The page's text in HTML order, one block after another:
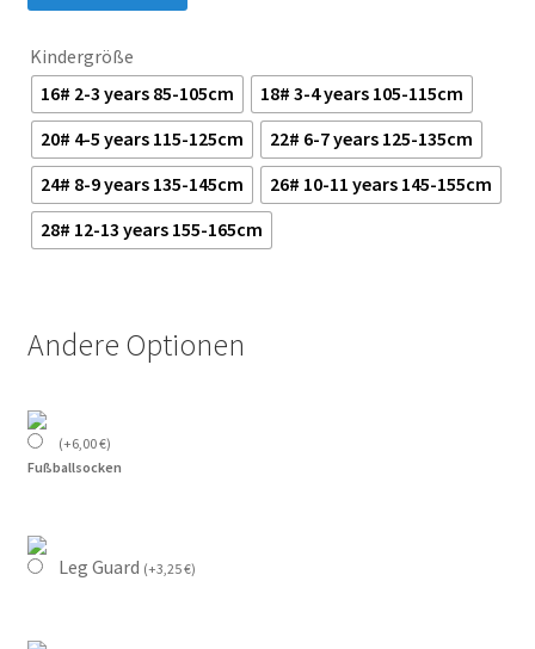
Kindergröße
16# 2-3 years 85-105cm
18# 3-4 years 105-115cm
20# 4-5 years 115-125cm
22# 6-7 years 125-135cm
24# 8-9 years 135-145cm
26# 10-11 years 145-155cm
28# 12-13 years 155-165cm
Andere Optionen
(+6,00€)
Fußballsocken
Leg Guard (+3,25€)